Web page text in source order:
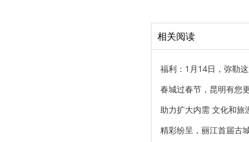
相关阅读
福利：1月14日，弥勒
春城过春节，昆明有您
助力扩大内需 文化和旅
精彩纷呈，丽江首届古